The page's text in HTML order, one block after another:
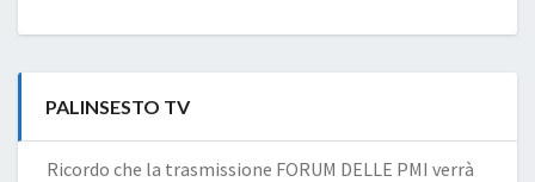
PALINSESTO TV
Ricordo che la trasmissione FORUM DELLE PMI verrà